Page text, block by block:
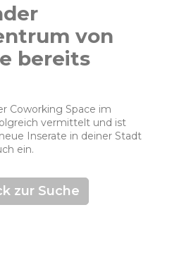
von
bereits
Coworking Space im
vermittelt und ist
Inserate in deiner Stadt
ein.
zur Suche